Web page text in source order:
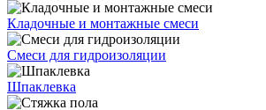
Кладочные и монтажные смеси
Смеси для гидроизоляции
Шпаклевка